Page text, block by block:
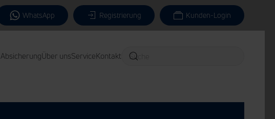
WhatsApp Registrierung Kunden-Login
AbsicherungÜber unsServiceKontakt